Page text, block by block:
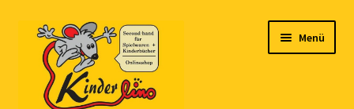
Navigation
springen
Zum
Inhalt
springen
Menü